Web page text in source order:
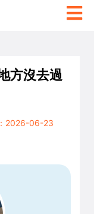
方沒去過
2026-06-23